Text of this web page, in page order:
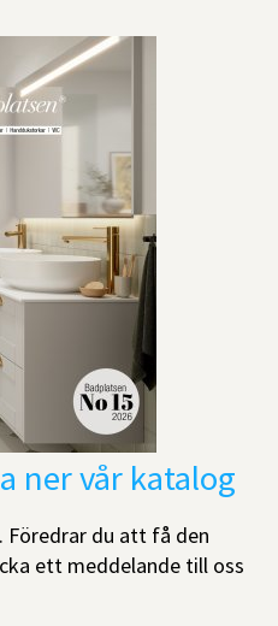
ner vår katalog
Föredrar du att få den
ett meddelande till oss